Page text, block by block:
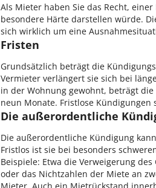
Als Mieter haben Sie das Recht,
besondere Härte darstellen würde.
sich wirklich um eine
Fristen
Grundsätzlich beträgt die
Vermieter verlängert sie sich bei
in der Wohnung gewohnt, beträgt
neun Monate. Fristlose
Die außerordentliche
Die außerordentliche Kündigung
Fristlos ist sie bei besonders
Beispiele: Etwa die Verweigerung
oder das Nichtzahlen der Miete an